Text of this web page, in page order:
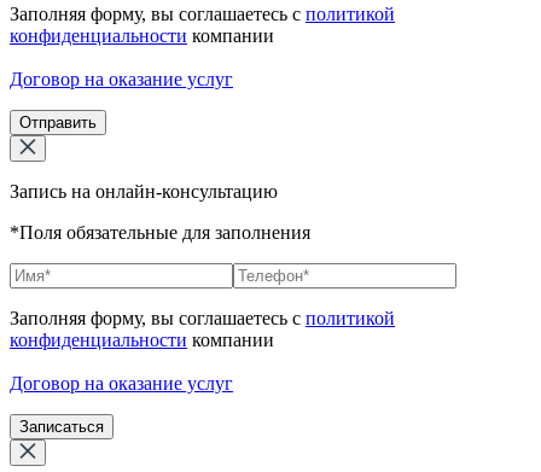
Заполняя форму, вы соглашаетесь с политикой
конфиденциальности компании
Договор на оказание услуг
Отправить
Запись на онлайн-консультацию
*Поля обязательные для заполнения
Заполняя форму, вы соглашаетесь с политикой
конфиденциальности компании
Договор на оказание услуг
Записаться